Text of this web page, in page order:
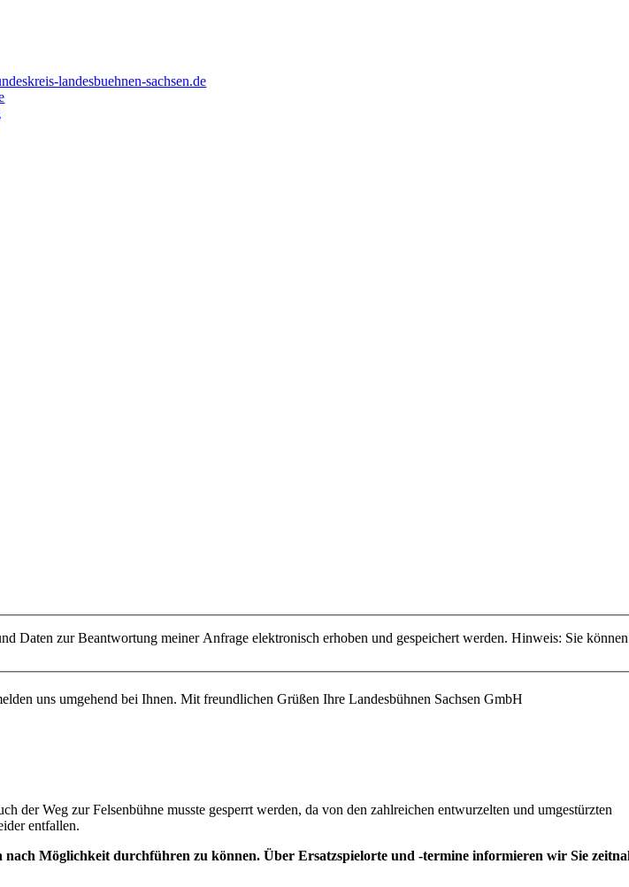
Daten zur Beantwortung meiner Anfrage elektronisch erhoben und gespeichert werden. Hinweis: Sie
uns umgehend bei Ihnen. Mit freundlichen Grüßen Ihre Landesbühnen Sachsen GmbH
Weg zur Felsenbühne musste gesperrt werden, da von den zahlreichen entwurzelten und umgestürzten
entfallen.
Möglichkeit durchführen zu können. Über Ersatzspielorte und -termine informieren wir Sie